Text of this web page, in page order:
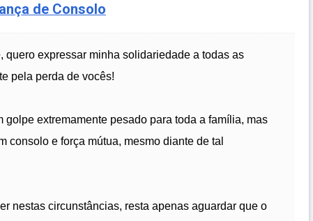
de Consolo
quero expressar minha solidariedade a todas as
pela perda de vocês!
golpe extremamente pesado para toda a família, mas
consolo e força mútua, mesmo diante de tal
nestas circunstâncias, resta apenas aguardar que o